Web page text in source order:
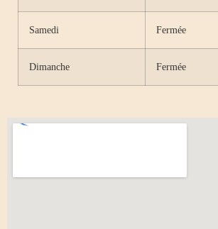
Samedi Fermée
Dimanche Fermée